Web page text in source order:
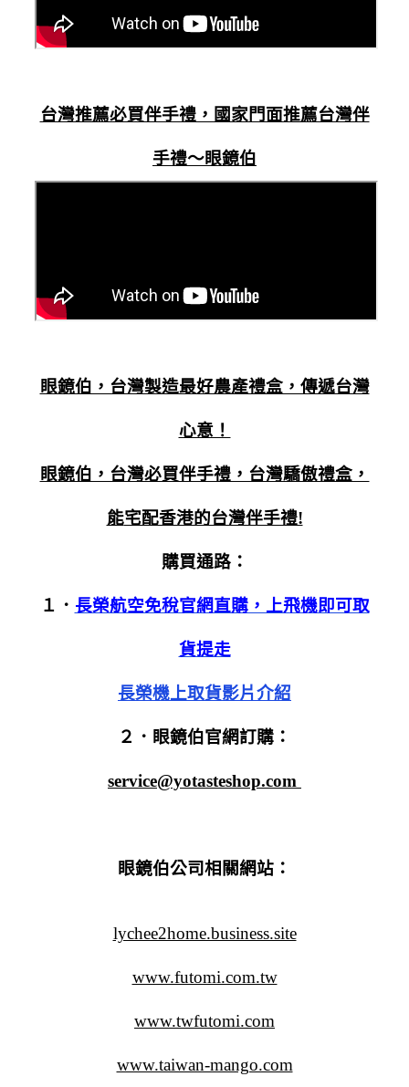
台灣推薦必買伴手禮，國家門面推薦台灣伴
手禮～眼鏡伯
眼鏡伯，台灣製造最好農產禮盒，傳遞台灣
心意！
眼鏡伯，台灣必買伴手禮，台灣驕傲禮盒，
能宅配香港的台灣伴手禮!
購買通路：
１． 長榮航空免稅官網直購，上飛機即可取
貨提走
長榮機上取貨影片介紹
２．眼鏡伯官網訂購：
service@yotasteshop.com
眼鏡伯公司相關網站：
lychee2home.business.site
www.futomi.com.tw
www.twfutomi.com
www.taiwan-mango.com